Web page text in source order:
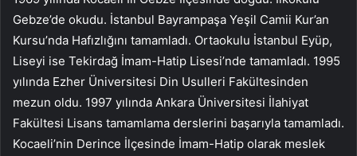
Gebze’de okudu. İstanbul Bayrampaşa Yeşil Camii Kur’an
Kursu’nda Hafızlığını tamamladı. Ortaokulu İstanbul Eyüp,
Liseyi ise Tekirdağ İmam-Hatip Lisesi’nde tamamladı. 1995
yılında Ezher Üniversitesi Din Usulleri Fakültesinden
mezun oldu. 1997 yılında Ankara Üniversitesi İlahiyat
Fakültesi Lisans tamamlama derslerini başarıyla tamamladı.
Kocaeli’nin Derince İlçesinde İmam-Hatip olarak meslek